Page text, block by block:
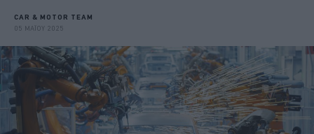
CAR & MOTOR TEAM
05 ΜΑΪΟΥ 2025